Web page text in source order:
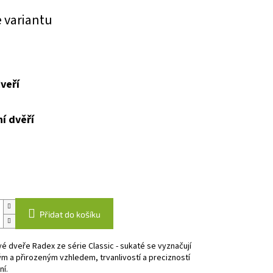
variantu
dvěří
Přidat do košíku
dveře Radex ze série Classic - sukaté se vyznačují
a přirozeným vzhledem, trvanlivostí a precizností